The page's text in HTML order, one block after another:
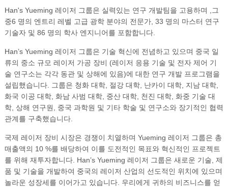
Han's Yueming 레이저 그룹은 실력있는 연구 개발팀을 고용하며 ,그
중6 명의 엔트리 레벨 고급 광학 분야의 전문가, 33 명의 마스터 연구
기술자 및 86 명의 학사 엔지니어를 포함합니다.
Han’s Yueming 레이저 그룹은 기술 혁신에 전념하고 있으며 중국 일
류의 중소 규모 레이저 가공 장비 (레이저 응용 기술 및 전자 제어 기
술 연구소는 각각 동관 및 상해에 있음)에 대한 연구 개발 프로그램을
설립했습니다. 그룹은 청화 대학, 절강 대학, 난카이 대학, 지남 대학,
화국 이공 대학, 화남 사범 대학, 중산 대학, 천진 대학, 화중 기술 대
학, 상해 연구원, 중국 과학원 및 기타 학술 및 연구소와 장기적인 협력
관계를 구축했습니다.
국제 레이저 장비 시장은 경쟁이 치열하며 Yueming 레이저 그룹은 총
매출액의 10 %를 배당하여 이를 도전적인 목표와 혁신적인 프로젝트
를 위해 재투자합니다. Han’s Yueming 레이저 그룹은 새로운 기술, 제
품 및 기술을 개발하여 중국의 레이저 산업의 선도적인 위치에 있으며
놀라운 성장세를 이어가고 있습니다. 우리에게 귀하의 비즈니스를 얻